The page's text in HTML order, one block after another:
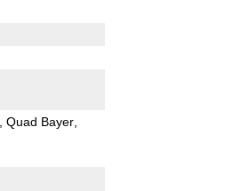
Quad Bayer